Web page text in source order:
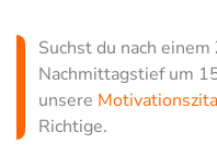
Suchst du nach
Nachmittagstief um
unsere
Richtige.